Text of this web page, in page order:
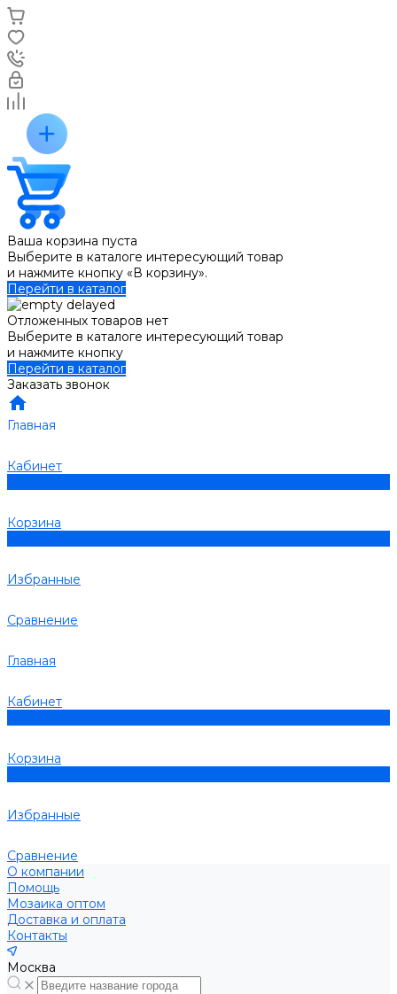
Ваша корзина пуста
Выберите в каталоге интересующий товар
и нажмите кнопку «В корзину».
Перейти в каталог
Отложенных товаров нет
Выберите в каталоге интересующий товар
и нажмите кнопку
Перейти в каталог
Заказать звонок
Главная
Кабинет
Корзина
Избранные
Сравнение
Главная
Кабинет
Корзина
Избранные
Сравнение
О компании
Помощь
Мозаика оптом
Доставка и оплата
Контакты
Москва